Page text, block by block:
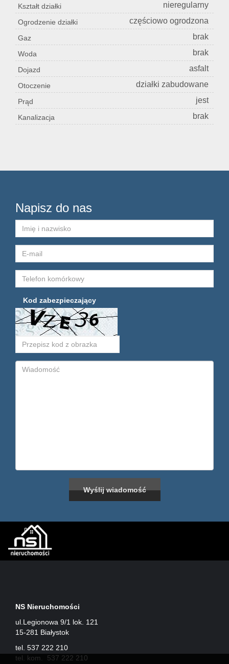
Kształt działki nieregularny
Ogrodzenie działki częściowo ogrodzona
Gaz brak
Woda brak
Dojazd asfalt
Otoczenie działki zabudowane
Prąd jest
Kanalizacja brak
Napisz do nas
Kod zabezpieczający
NS Nieruchomości
ul.Legionowa 9/1 lok. 121
15-281 Białystok
tel. 537 222 210
tel. kom. 537 222 210